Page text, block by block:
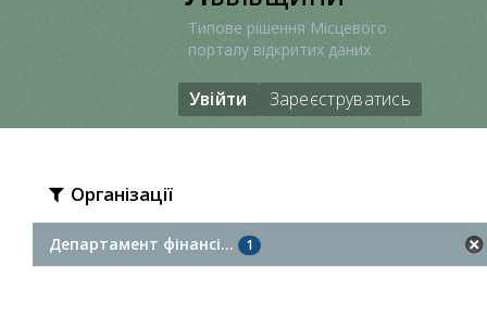
Типове рішення Місцевого
порталу відкритих даних
Увійти Зареєструватись
Організації
Департамент фінансі... 1